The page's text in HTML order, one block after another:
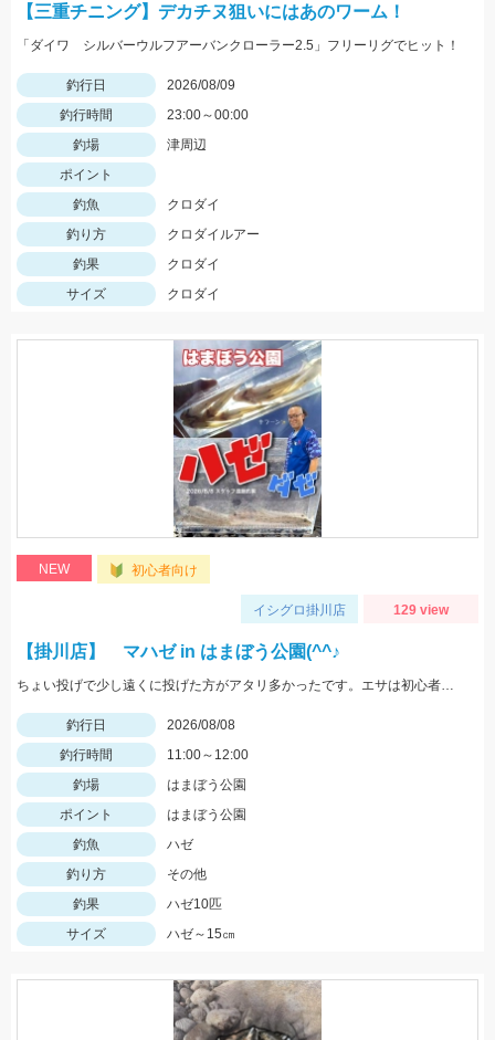
【三重チニング】デカチヌ狙いにはあのワーム！
「ダイワ シルバーウルフアーバンクローラー2.5」フリーリグでヒット！
釣行日
2026/08/09
釣行時間
23:00～00:00
釣場
津周辺
ポイント
釣魚
クロダイ
釣り方
クロダイルアー
釣果
クロダイ
サイズ
クロダイ
NEW 初心者向け
イシグロ掛川店 129 view
【掛川店】 マハゼ in はまぼう公園(^^♪
ちょい投げで少し遠くに投げた方がアタリ多かったです。エサは初心者の方は『ゴールド』が針に刺しやすくオススメ♪ハゼはまだ小振りサイズなので、針は６号。ハゼ釣りのシーズンはこれからですよ～♪
釣行日
2026/08/08
釣行時間
11:00～12:00
釣場
はまぼう公園
ポイント
はまぼう公園
釣魚
ハゼ
釣り方
その他
釣果
ハゼ10匹
サイズ
ハゼ～15㎝